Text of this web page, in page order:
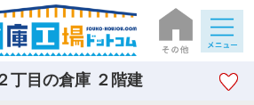
丁目の倉庫 ２階建